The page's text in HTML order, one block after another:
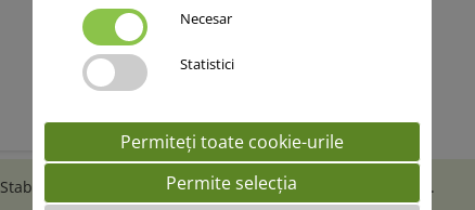
Stabil si perfomant, ofera productii calitative si competitive.
Necesar
Statistici
Permiteți toate cookie-urile
Permite selecția